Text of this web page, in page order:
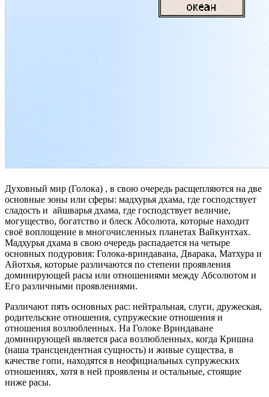
Духовный мир (Голока) , в свою очередь расщепляются на две
основные зоны или сферы: мадхурья дхама, где господствует
сладость и айшварья дхама, где господствует величие,
могущество, богатство и блеск Абсолюта, которые находит
своё воплощение в многочисленных планетах Вайкунтхах.
Мадхурья дхама в свою очередь распадается на четыре
основных подуровня: Голока-вриндавана, Дварака, Матхура и
Айотхья, которые различаются по степени проявления
доминирующей расы или отношениями между Абсолютом и
Его различными проявлениями.
Различают пять основных рас: нейтральная, слуги, дружеская,
родительские отношения, супружеские отношения и
отношения возлюбленных. На Голоке Вриндаване
доминирующей является раса возлюбленных, когда Кришна
(наша трансцендентная сущность) и живые существа, в
качестве гопи, находятся в неофициальных супружеских
отношениях, хотя в ней проявлены и остальные, стоящие
ниже расы.